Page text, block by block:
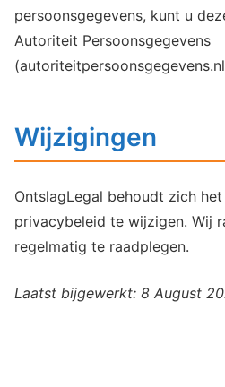
persoonsgegevens, kunt u
Autoriteit Persoonsgegevens
Wijzigingen
OntslagLegal behoudt zich
privacybeleid te wijzigen. Wij
regelmatig te raadplegen.
Laatst bijgewerkt: 8 August